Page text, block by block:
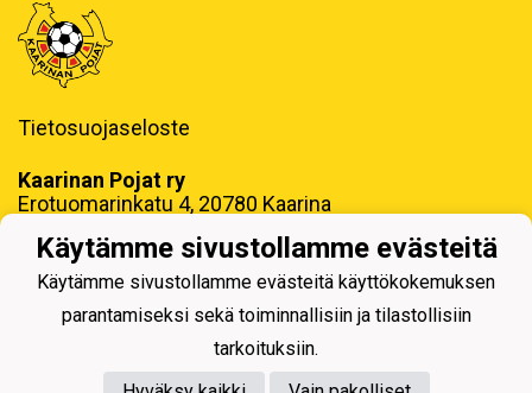
Tietosuojaseloste
Kaarinan Pojat ry
Erotuomarinkatu 4, 20780 Kaarina
y-tunnus: 1006858-6
Käytämme sivustollamme evästeitä
Käytämme sivustollamme evästeitä käyttökokemuksen
parantamiseksi sekä toiminnallisiin ja tilastollisiin
tarkoituksiin.